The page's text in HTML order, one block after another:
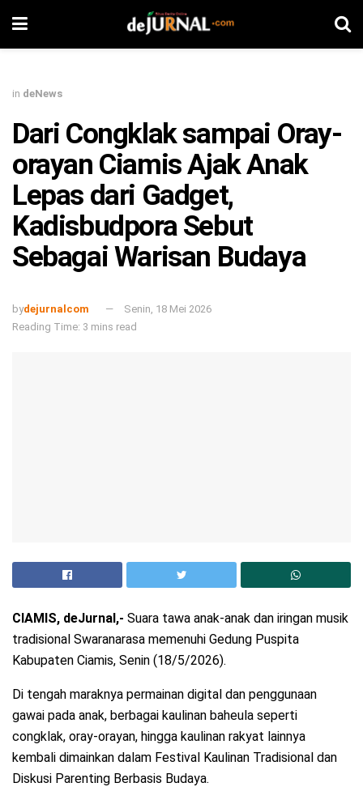
in deNews
Dari Congklak sampai Oray-
orayan Ciamis Ajak Anak
Lepas dari Gadget,
Kadisbudpora Sebut
Sebagai Warisan Budaya
bydejurnalcom
Senin, 18 Mei 2026
Reading Time: 3 mins read
CIAMIS, deJurnal,- Suara tawa anak-anak dan iringan musik
tradisional Swaranarasa memenuhi Gedung Puspita
Kabupaten Ciamis, Senin (18/5/2026).
Di tengah maraknya permainan digital dan penggunaan
gawai pada anak, berbagai kaulinan baheula seperti
congklak, oray-orayan, hingga kaulinan rakyat lainnya
kembali dimainkan dalam Festival Kaulinan Tradisional dan
Diskusi Parenting Berbasis Budaya.